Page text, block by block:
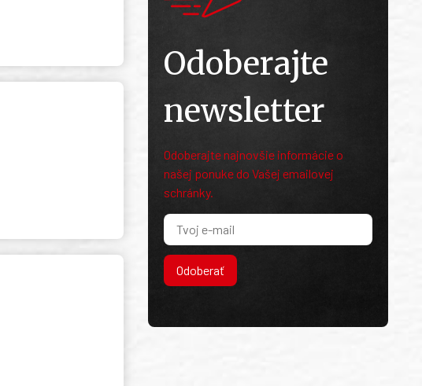
Odoberajte
newsletter
Odoberajte najnovšie informácie o
našej ponuke do Vašej emailovej
schránky.
Odoberať